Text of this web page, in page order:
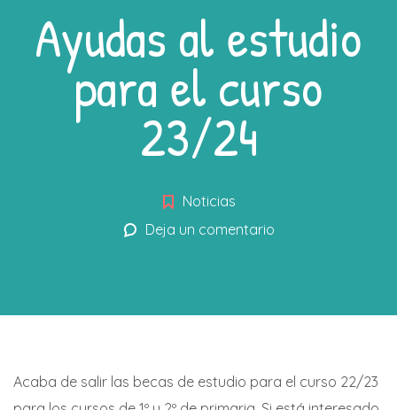
Ayudas al estudio
para el curso
23/24
Noticias
Deja un comentario
Acaba de salir las becas de estudio para el curso 22/23